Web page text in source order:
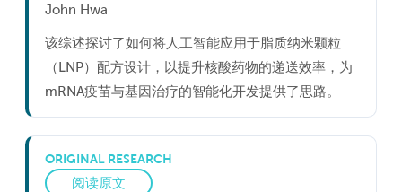
John Hwa
该综述探讨了如何将人工智能应用于脂质纳米颗粒
（LNP）配方设计，以提升核酸药物的递送效率，为
mRNA疫苗与基因治疗的智能化开发提供了思路。
ORIGINAL RESEARCH
阅读原文